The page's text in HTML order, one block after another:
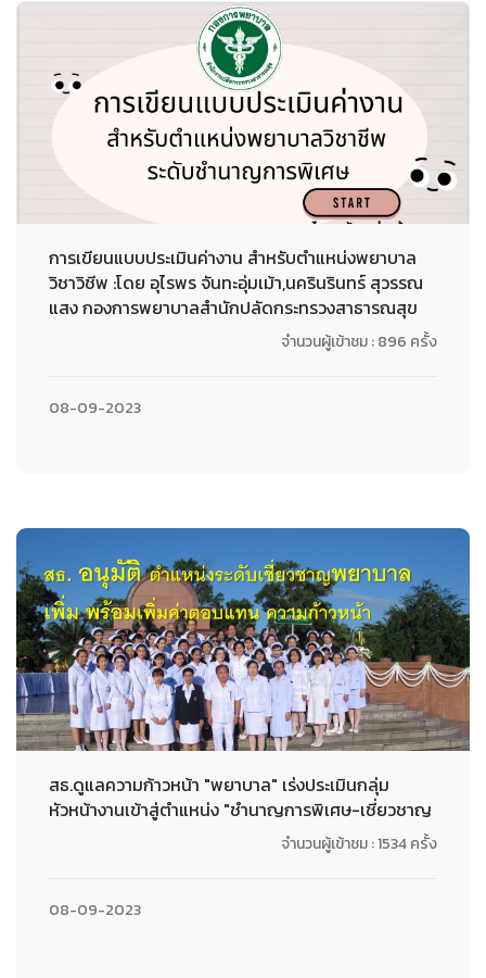
การเขียนแบบประเมินค่างาน สำหรับตำแหน่งพยาบาล
วิชาวิชีพ :โดย อุไรพร จันทะอุ่มเม้า,นครินรินทร์ สุวรรณ
แสง กองการพยาบาลสำนักปลัดกระทรวงสาธารณสุข
จำนวนผู้เข้าชม : 896 ครั้ง
08-09-2023
สธ.ดูแลความก้าวหน้า "พยาบาล" เร่งประเมินกลุ่ม
หัวหน้างานเข้าสู่ตำแหน่ง "ชำนาญการพิเศษ-เชี่ยวชาญ
จำนวนผู้เข้าชม : 1534 ครั้ง
08-09-2023